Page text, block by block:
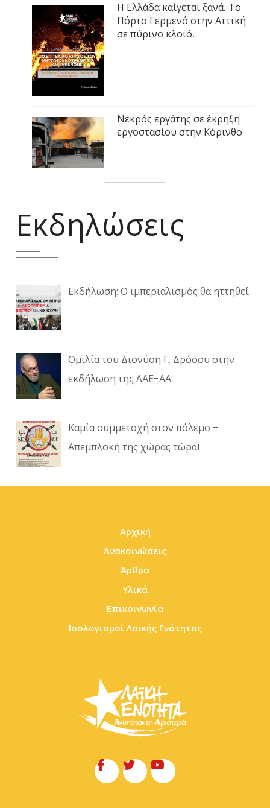
Η Ελλάδα καίγεται ξανά. Το
Πόρτο Γερμενό στην Αττική
σε πύρινο κλοιό.
Νεκρός εργάτης σε έκρηξη
εργοστασίου στην Κόρινθο
Εκδηλώσεις
Εκδήλωση: Ο ιμπεριαλισμός θα ηττηθεί
Ομιλία του Διονύση Γ. Δρόσου στην
εκδήλωση της ΛΑΕ-ΑΑ
Καμία συμμετοχή στον πόλεμο –
Απεμπλοκή της χώρας τώρα!
Αρχική
Ανακοινώσεις
Άρθρα
Υλικά
Επικοινωνία
Ισολογισμοί Λαϊκής Ενότητας